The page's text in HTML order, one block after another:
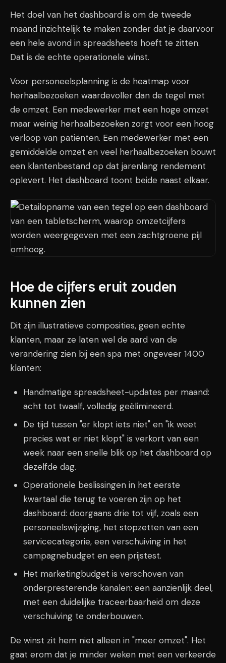
Het doel van het dashboard is om de tweede
maand inzichtelijk te maken zonder dat je daarvoor
een hele avond in spreadsheets hoeft te zitten.
Dat is de echte operationele winst.
Voor personeelsplanning is de heatmap voor
herhaalbezoeken waardevoller dan de tegel met
de omzet. Een medewerker met een hoge omzet
maar weinig herhaalbezoeken zorgt voor een hoog
verloop van patiënten. Een medewerker met een
gemiddelde omzet en veel herhaalbezoeken bouwt
een klantenbestand op dat jarenlang rendement
oplevert. Het dashboard toont beide naast elkaar.
Hoe de cijfers eruit zouden
kunnen zien
Dit zijn illustratieve composities, geen echte
klanten, maar ze laten wel de aard van de
verandering zien bij een spa met ongeveer 1400
klanten:
Handmatige spreadsheet-updates per maand:
acht tot twaalf, volledig geëlimineerd.
De tijd tussen "er klopt iets niet" en "ik weet
precies wat er niet klopt" is verkort van een
week naar een snelle blik op het dashboard op
dezelfde dag.
Operationele beslissingen in het eerste
kwartaal die terug te voeren zijn op het
dashboard: doorgaans drie tot vijf, zoals een
personeelswijziging, het stopzetten van een
servicecategorie, een verschuiving in het
campagnebudget en een prijstest.
Het marketingbudget is verschoven van
onderpresterende kanalen: een aanzienlijk deel,
met een duidelijke traceerbaarheid om deze
verschuiving te onderbouwen.
De winst zit hem niet alleen in "meer omzet". Het
gaat erom dat je minder weken met een verkeerde